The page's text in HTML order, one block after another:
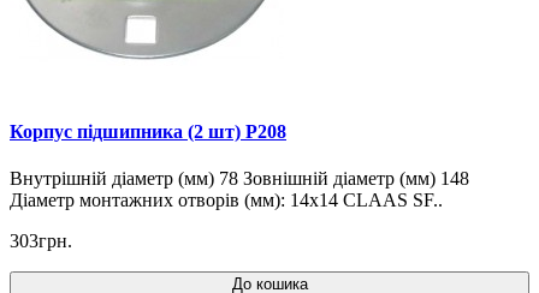
Корпус підшипника (2 шт) P208
Внутрішній діаметр (мм) 78 Зовнішній діаметр (мм) 148
Діаметр монтажних отворів (мм): 14x14 CLAAS SF..
303грн.
До кошика